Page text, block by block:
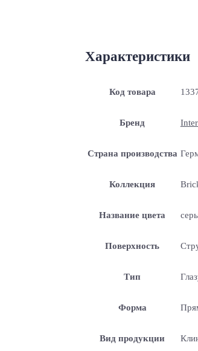
Характеристики
Код товара
Бренд
Страна производства
Коллекция
Название цвета
Поверхность
Тип
Форма
Вид продукции